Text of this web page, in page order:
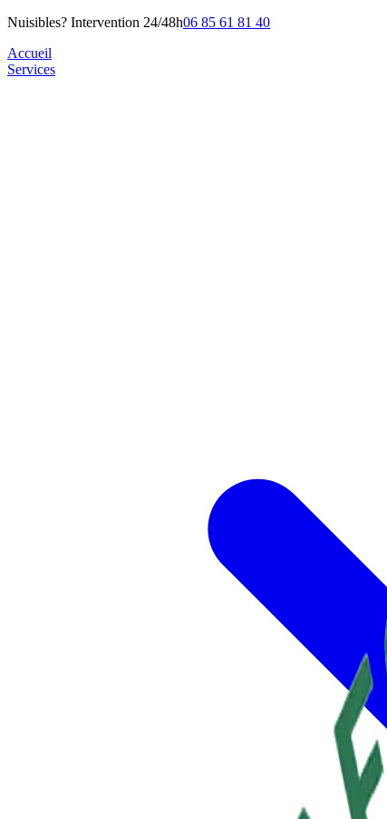
Nuisibles? Intervention 24/48h06 85 61 81 40
Accueil
Services